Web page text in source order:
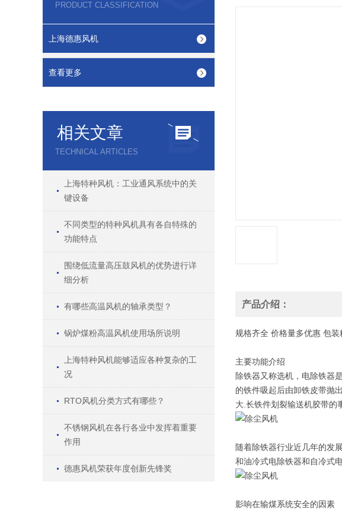
PRODUCT CLASSIFICATION
上海德惠风机
查看更多
相关文章
TECHNICAL ARTICLES
上海特种风机：工业通风系统中的关
键设备
不同类型的特种风机具有各自特殊的
功能特点
围绕低流量高压鼓风机的优势进行详
细分析
有哪些高温风机的轴承类型？
锅炉煤粉高温风机使用场所说明
上海特种风机能够适应各种复杂的工
况
RTO风机分类方式有哪些？
不锈钢风机在各行各业中发挥着重要
作用
德惠风机荣获年度创新先锋奖
产品介绍：
规格齐全 价格量多优惠 包装
主要功能介绍
除铁器又称选机，电除铁器
的铁件吸起后由卸铁皮带抛
大.长铁件划裂输送机胶带的
随着除铁器行业近几年的发
和油冷式电除铁器和自冷式
影响在输煤系统安全的因素